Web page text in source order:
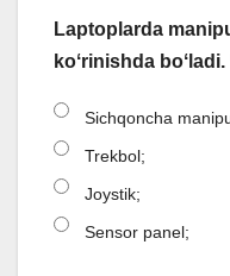
Laptoplarda
koʻrinishda
Sichqoncha
Trekbol;
Joystik;
Sensor panel;